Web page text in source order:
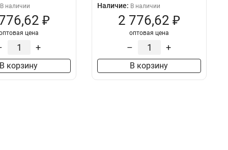
В наличии
₽
цена
+
В корзину
Наличие: В наличии
2 776,62 ₽
оптовая цена
– +
В корзину